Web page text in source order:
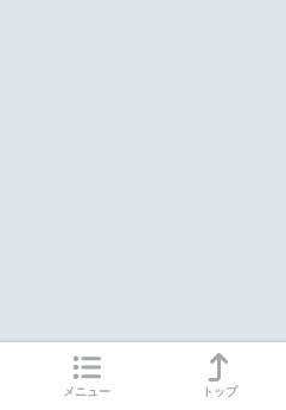
メニュー トップ